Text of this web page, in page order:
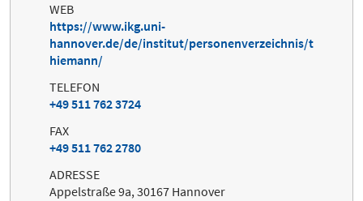
WEB
https://www.ikg.uni-
hannover.de/de/institut/personenverzeichnis/t
hiemann/
TELEFON
+49 511 762 3724
FAX
+49 511 762 2780
ADRESSE
Appelstraße 9a, 30167 Hannover